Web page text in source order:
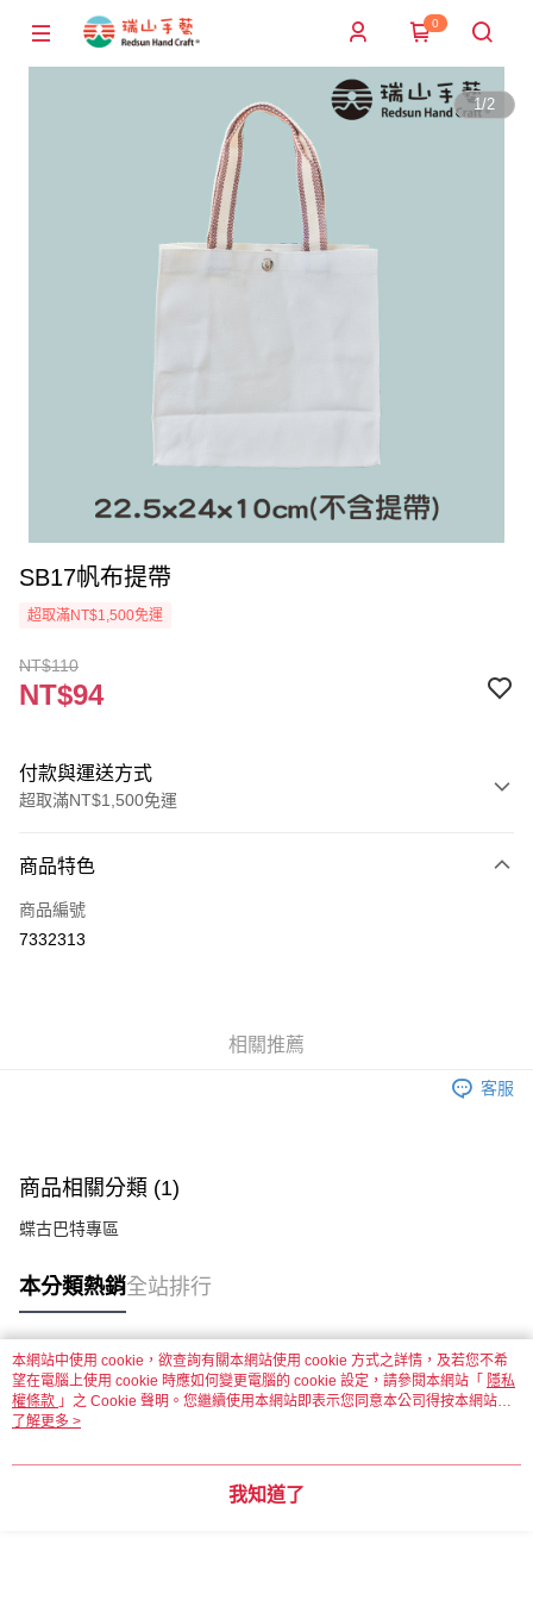
0
1/2
SB17帆布提帶
超取滿NT$1,500免運
NT$110
NT$94
付款與運送方式
超取滿NT$1,500免運
信用卡一次付款
超商取貨付款
每筆NT$60，滿NT$1,500(含以上)免運費
付款後全家取貨
每筆NT$60，滿NT$1,500(含以上)免運費
付款後7-11取貨
每筆NT$60，滿NT$1,500(含以上)免運費
每筆NT$130，滿NT$2,000(含以上)免運費
商品特色
商品編號
7332313
相關推薦
客服
商品相關分類 (1)
蝶古巴特專區
本分類熱銷全站排行
熱門標籤
本網站中使用 cookie，欲查詢有關本網站使用 cookie 方式之詳情，及若您不希
望在電腦上使用 cookie 時應如何變更電腦的 cookie 設定，請參閱本網站「 隱私
權條款 」之 Cookie 聲明。您繼續使用本網站即表示您同意本公司得按本網站使
用條款之 Cookie 聲明使用 cookie。
了解更多 >
我知道了